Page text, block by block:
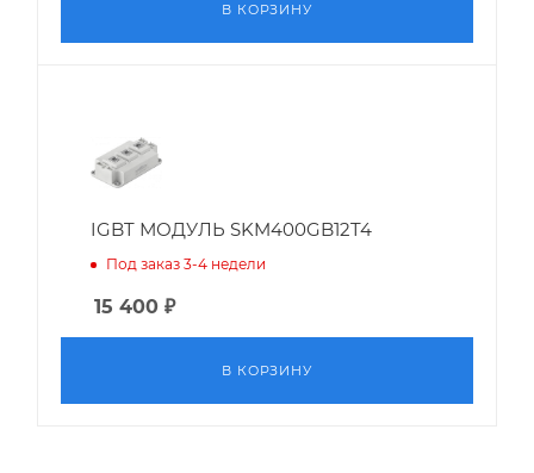
В КОРЗИНУ
IGBT МОДУЛЬ SKM400GB12T4
Под заказ 3-4 недели
15 400 ₽
В КОРЗИНУ